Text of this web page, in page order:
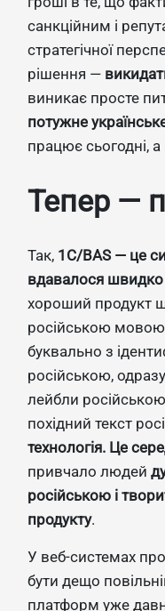
санкційним і
стратегічної
рішення —
виникає просте
потужне
працює сьогодні, а
Тепер —
Так, 1С/BAS — це
вдавалося
хороший продукт
російською
буквально з
російською,
лейбли
похідний текст
технологія. Це
привчало людей
російською і
продукту.
У веб-системах
бути дещо
платформ уже